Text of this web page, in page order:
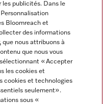
les publicités. Dans le
Bloomreach et
des informations
nous attribuons à
que nous vous
« Accepter
les cookies et
cookies et technologies
seulement».
sous «